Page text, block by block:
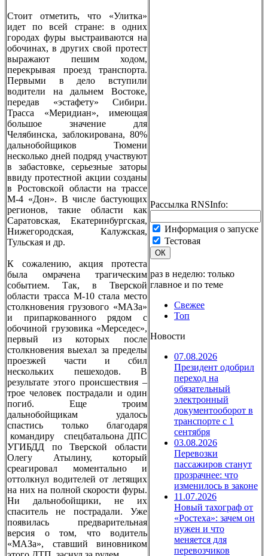
Стоит отметить, что «Улитка»
идет по всей стране: в одних
городах фуры выстраиваются на
обочинах, в других свой протест
выражают пешим ходом,
перекрывая проезд транспорта.
Первыми в дело вступили
водители на дальнем Востоке,
передав «эстафету» Сибири.
Трасса «Меридиан», имеющая
большое значение для
Челябинска, заблокирована, 80%
дальнобойщиков Тюмени
несколько дней подряд участвуют
в забастовке, серьезные заторы
ввиду протестной акции созданы
в Ростовской области на трассе
М-4 «Дон». В числе бастующих
регионов, такие области как
Саратовская, Екатеринбургская,
Нижегородская, Калужская,
Тульская и др.
К сожалению, акция протеста
была омрачена трагическим
событием. Так, в Тверской
области трасса М-10 стала место
столкновения грузового «МАЗа»
и припаркованного рядом с
обочиной грузовика «Мерседес»,
первый из которых после
столкновения выехал за пределы
проезжей части и сбил
нескольких пешеходов. В
результате этого происшествия –
трое человек пострадали и один
погиб. Еще троим
дальнобойщикам удалось
спастись только благодаря
командиру спецбатальона ДПС
УГИБДД по Тверской области
Олегу Атылину, который
среагировал моментально и
оттолкнул водителей от летящих
на них на полной скорости фуры.
Ни дальнобойщики, не их
спаситель не пострадали. Уже
появилась предварительная
версия о том, что водитель
«МАЗа», ставший виновником
Рассылка RNSInfo:
Информация о запуске
Тестовая
ОК
раз в неделю: только
главное и по теме
Свежее
Топ
Новости
07.08.2026
Президент одобрил
переход на
обязательный
электронный
документооборот в
транспорте с 1
сентября
03.08.2026
Перевозки
пассажиров станут
прозрачнее: что
изменилось в законе
11.07.2026
Новый тахограф от
«Ростеха»: зачем он
нужен и что
меняется для
перевозчиков